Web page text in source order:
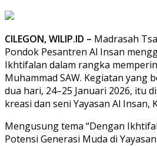
CILEGON, WILIP.ID – Madrasah
Pondok Pesantren Al Insan
Ikhtifalan dalam rangka
Muhammad SAW. Kegiatan yang
dua hari, 24–25 Januari 2026, itu
kreasi dan seni Yayasan Al Insan,
Mengusung tema “Dengan
Potensi Generasi Muda di